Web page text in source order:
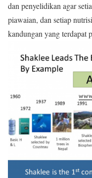
dan penyelidikan agar
piawaian, dan setiap
kandungan yang terdapat